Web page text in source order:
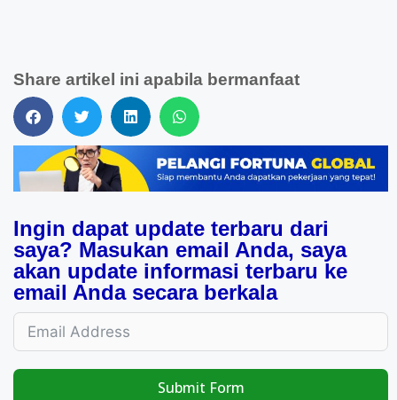
Share artikel ini apabila bermanfaat
Ingin dapat update terbaru dari
saya? Masukan email Anda, saya
akan update informasi terbaru ke
email Anda secara berkala
Submit Form